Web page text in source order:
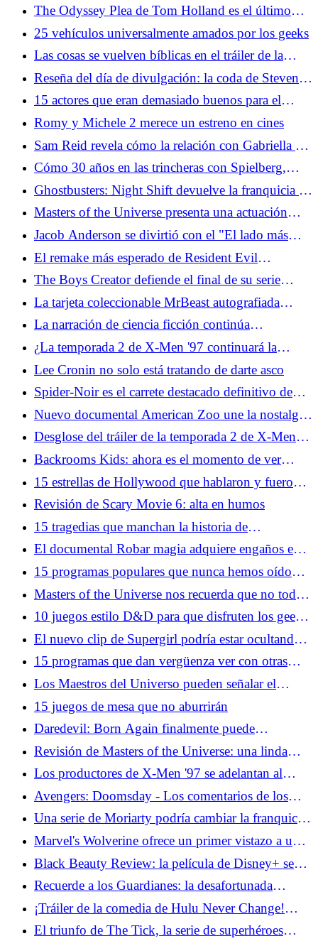
51
The Odyssey Plea de Tom Holland es el último
intento de la Generación Z para salvar el cine
25 vehículos universalmente amados por los geeks
Las cosas se vuelven bíblicas en el tráiler de la
temporada 5 de The Bear
Reseña del día de divulgación: la coda de Steven
Spielberg para una vida de películas de
extraterrestres
15 actores que eran demasiado buenos para el
guión que les dieron
Romy y Michele 2 merece un estreno en cines
Sam Reid revela cómo la relación con Gabriella es
clave para El vampiro Lestat
Cómo 30 años en las trincheras con Spielberg,
Aliens, Indy y Dinosaurs llevaron al Día de la
Divulgación
Ghostbusters: Night Shift devuelve la franquicia a
la animación, su hogar natural
Masters of the Universe presenta una actuación
realmente genial de Jared Leto
Jacob Anderson se divirtió con el "El lado más
malvado” de Louis en El vampiro Lestat
El remake más esperado de Resident Evil
finalmente está sucediendo
The Boys Creator defiende el final de su serie
divisiva
La tarjeta coleccionable MrBeast autografiada
destaca el último conjunto de Topps
La narración de ciencia ficción continúa
evolucionando sin IA
¿La temporada 2 de X-Men '97 continuará la
historia de amor queer oculta a plena vista?
Lee Cronin no solo está tratando de darte asco
Spider-Noir es el carrete destacado definitivo de
Nicolas Cage
Nuevo documental American Zoo une la nostalgia
y lo increíble
Desglose del tráiler de la temporada 2 de X-Men
'97: Apocalipsis, nuevos disfraces y más
Backrooms Kids: ahora es el momento de ver
Twin Peaks
15 estrellas de Hollywood que hablaron y fueron
silenciadas
Revisión de Scary Movie 6: alta en humos
15 tragedias que manchan la historia de
Hollywood
El documental Robar magia adquiere engaños en
el mundo de las ilusiones
15 programas populares que nunca hemos oído
mencionar a nadie
Masters of the Universe nos recuerda que no todas
las tonterías tienen que ser una broma
10 juegos estilo D&D para que disfruten los geeks
modernos
El nuevo clip de Supergirl podría estar ocultando
una conexión con el hombre del mañana
15 programas que dan vergüenza ver con otras
personas en la sala
Los Maestros del Universo pueden señalar el
camino para Thor 5
15 juegos de mesa que no aburrirán
Daredevil: Born Again finalmente puede
brindarnos el equipo de Cage y Iron Fist que
queremos
Revisión de Masters of the Universe: una linda
película para niños cuando no intenta ser Barbie
Los productores de X-Men '97 se adelantan al
regreso de un favorito de los fanáticos caídos
Avengers: Doomsday - Los comentarios de los
hermanos Russo nos preocupan por Doom
Una serie de Moriarty podría cambiar la franquicia
Sherlock para siempre
Marvel's Wolverine ofrece un primer vistazo a una
jugabilidad espantosa
Black Beauty Review: la película de Disney+ se
inclina hacia los tropos de la chica caballo
Recuerde a los Guardianes: la desafortunada
colaboración de Stan Lee con la NHL
¡Tráiler de la comedia de Hulu Never Change!
Confirma que los millennials ya son viejos
El triunfo de The Tick, la serie de superhéroes